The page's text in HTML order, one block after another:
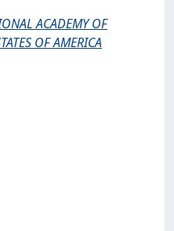
ACADEMY OF
OF AMERICA